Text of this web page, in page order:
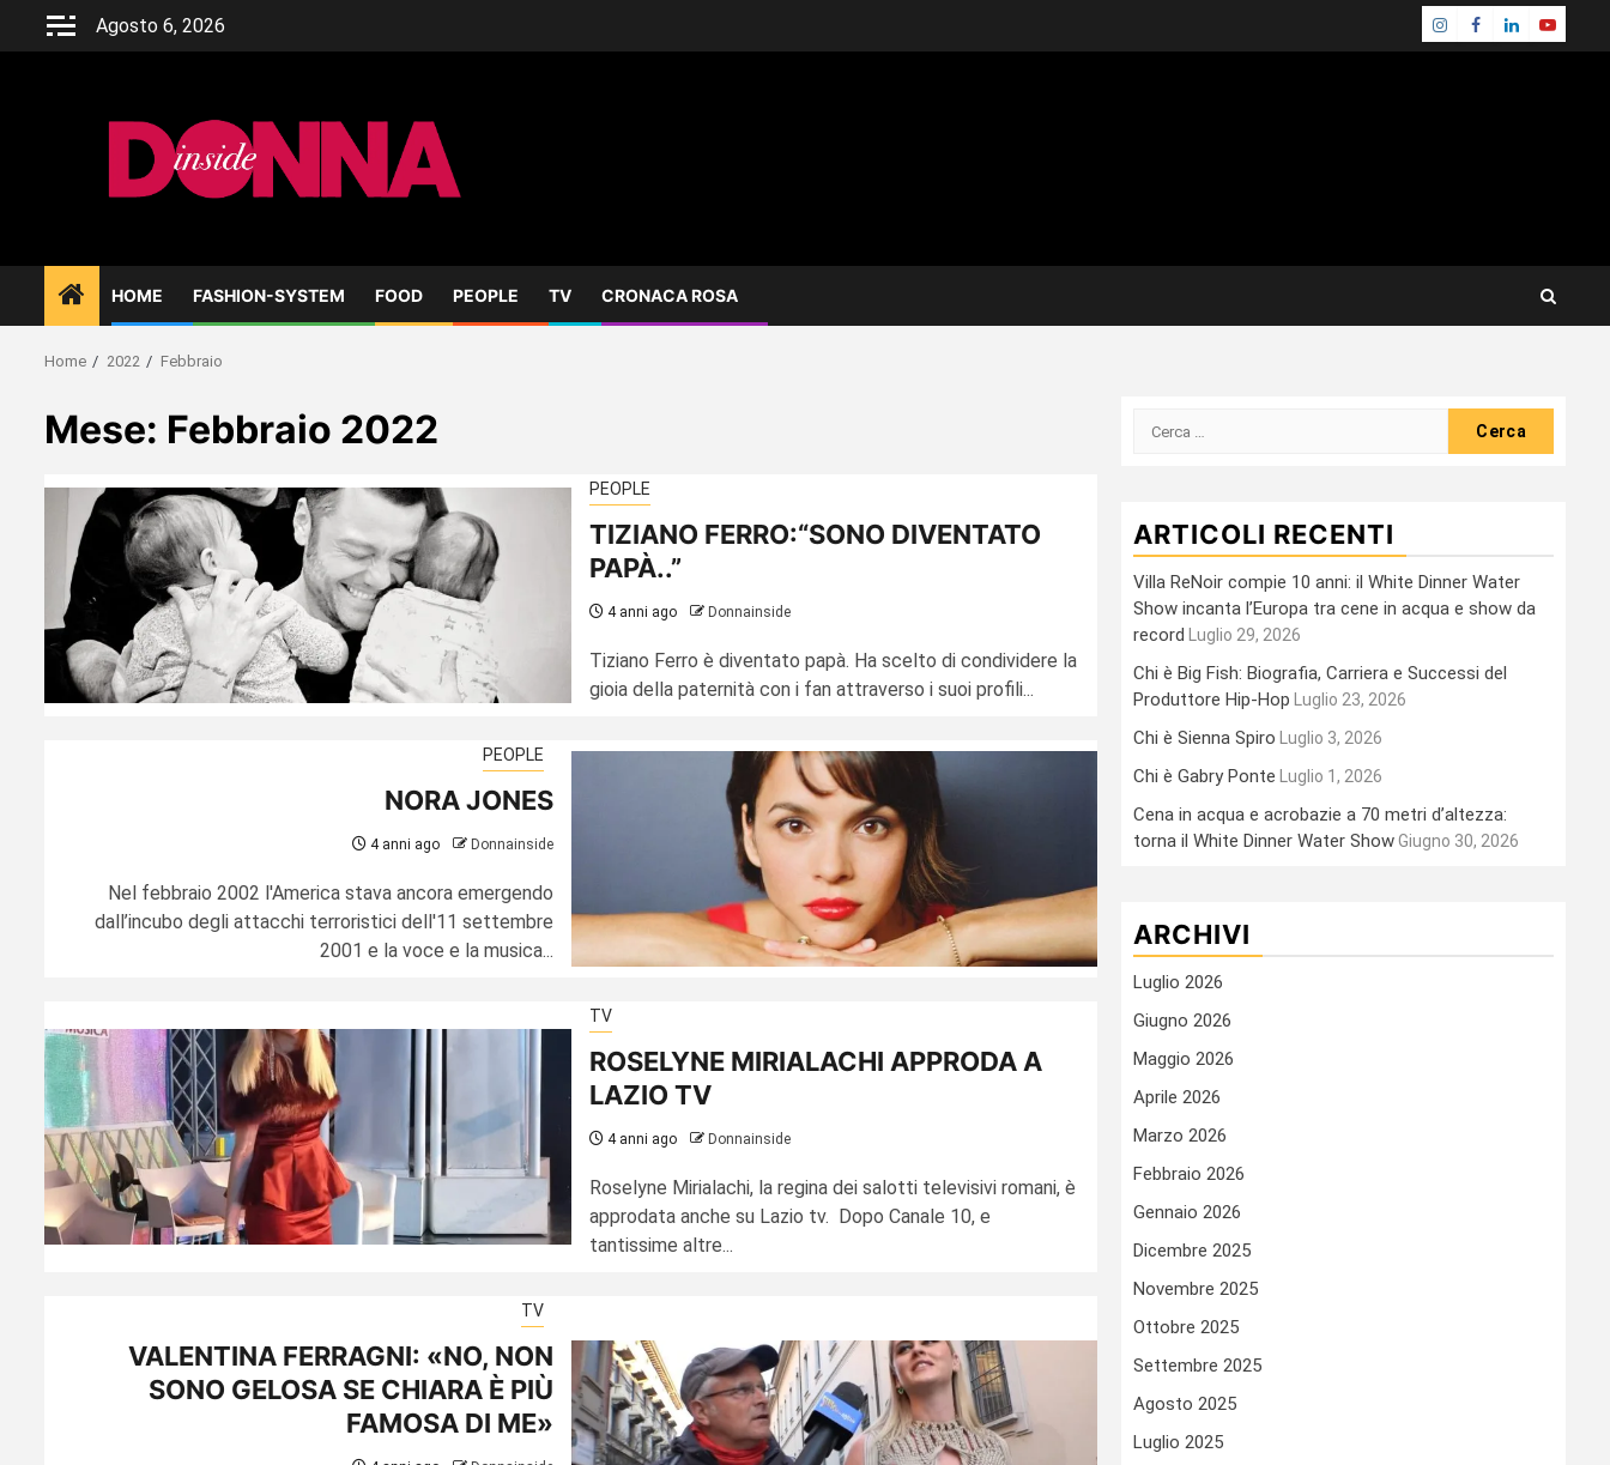
Agosto 6, 2026 Instagram
Facebook
LinkedinYoutube
HOME FASHION-SYSTEM FOOD PEOPLE TV CRONACA ROSA
Home 2022 Febbraio
Mese: Febbraio 2022
PEOPLE
TIZIANO FERRO:“SONO DIVENTATO
PAPÀ..”
4 anni ago Donnainside
Tiziano Ferro è diventato papà. Ha scelto di condividere la
gioia della paternità con i fan attraverso i suoi profili...
PEOPLE
NORA JONES
4 anni ago Donnainside
Nel febbraio 2002 l'America stava ancora emergendo
dall’incubo degli attacchi terroristici dell'11 settembre
2001 e la voce e la musica...
TV
ROSELYNE MIRIALACHI APPRODA A
LAZIO TV
4 anni ago Donnainside
Roselyne Mirialachi, la regina dei salotti televisivi romani, è
approdata anche su Lazio tv. Dopo Canale 10, e
tantissime altre...
TV
VALENTINA FERRAGNI: «NO, NON
SONO GELOSA SE CHIARA È PIÙ
FAMOSA DI ME»
Ricerca
ARTICOLI RECENTI
Villa ReNoir compie 10 anni: il White Dinner Water
Show incanta l’Europa tra cene in acqua e show da
record
Luglio 29, 2026
Chi è Big Fish: Biografia, Carriera e Successi del
Produttore Hip-Hop
Luglio 23, 2026
Chi è Sienna Spiro Luglio 3, 2026
Chi è Gabry Ponte Luglio 1, 2026
Cena in acqua e acrobazie a 70 metri d’altezza:
torna il White Dinner Water ShowGiugno 30, 2026
ARCHIVI
Luglio 2026
Giugno 2026
Maggio 2026
Aprile 2026
Marzo 2026
Febbraio 2026
Gennaio 2026
Dicembre 2025
Novembre 2025
Ottobre 2025
Settembre 2025
Agosto 2025
Luglio 2025